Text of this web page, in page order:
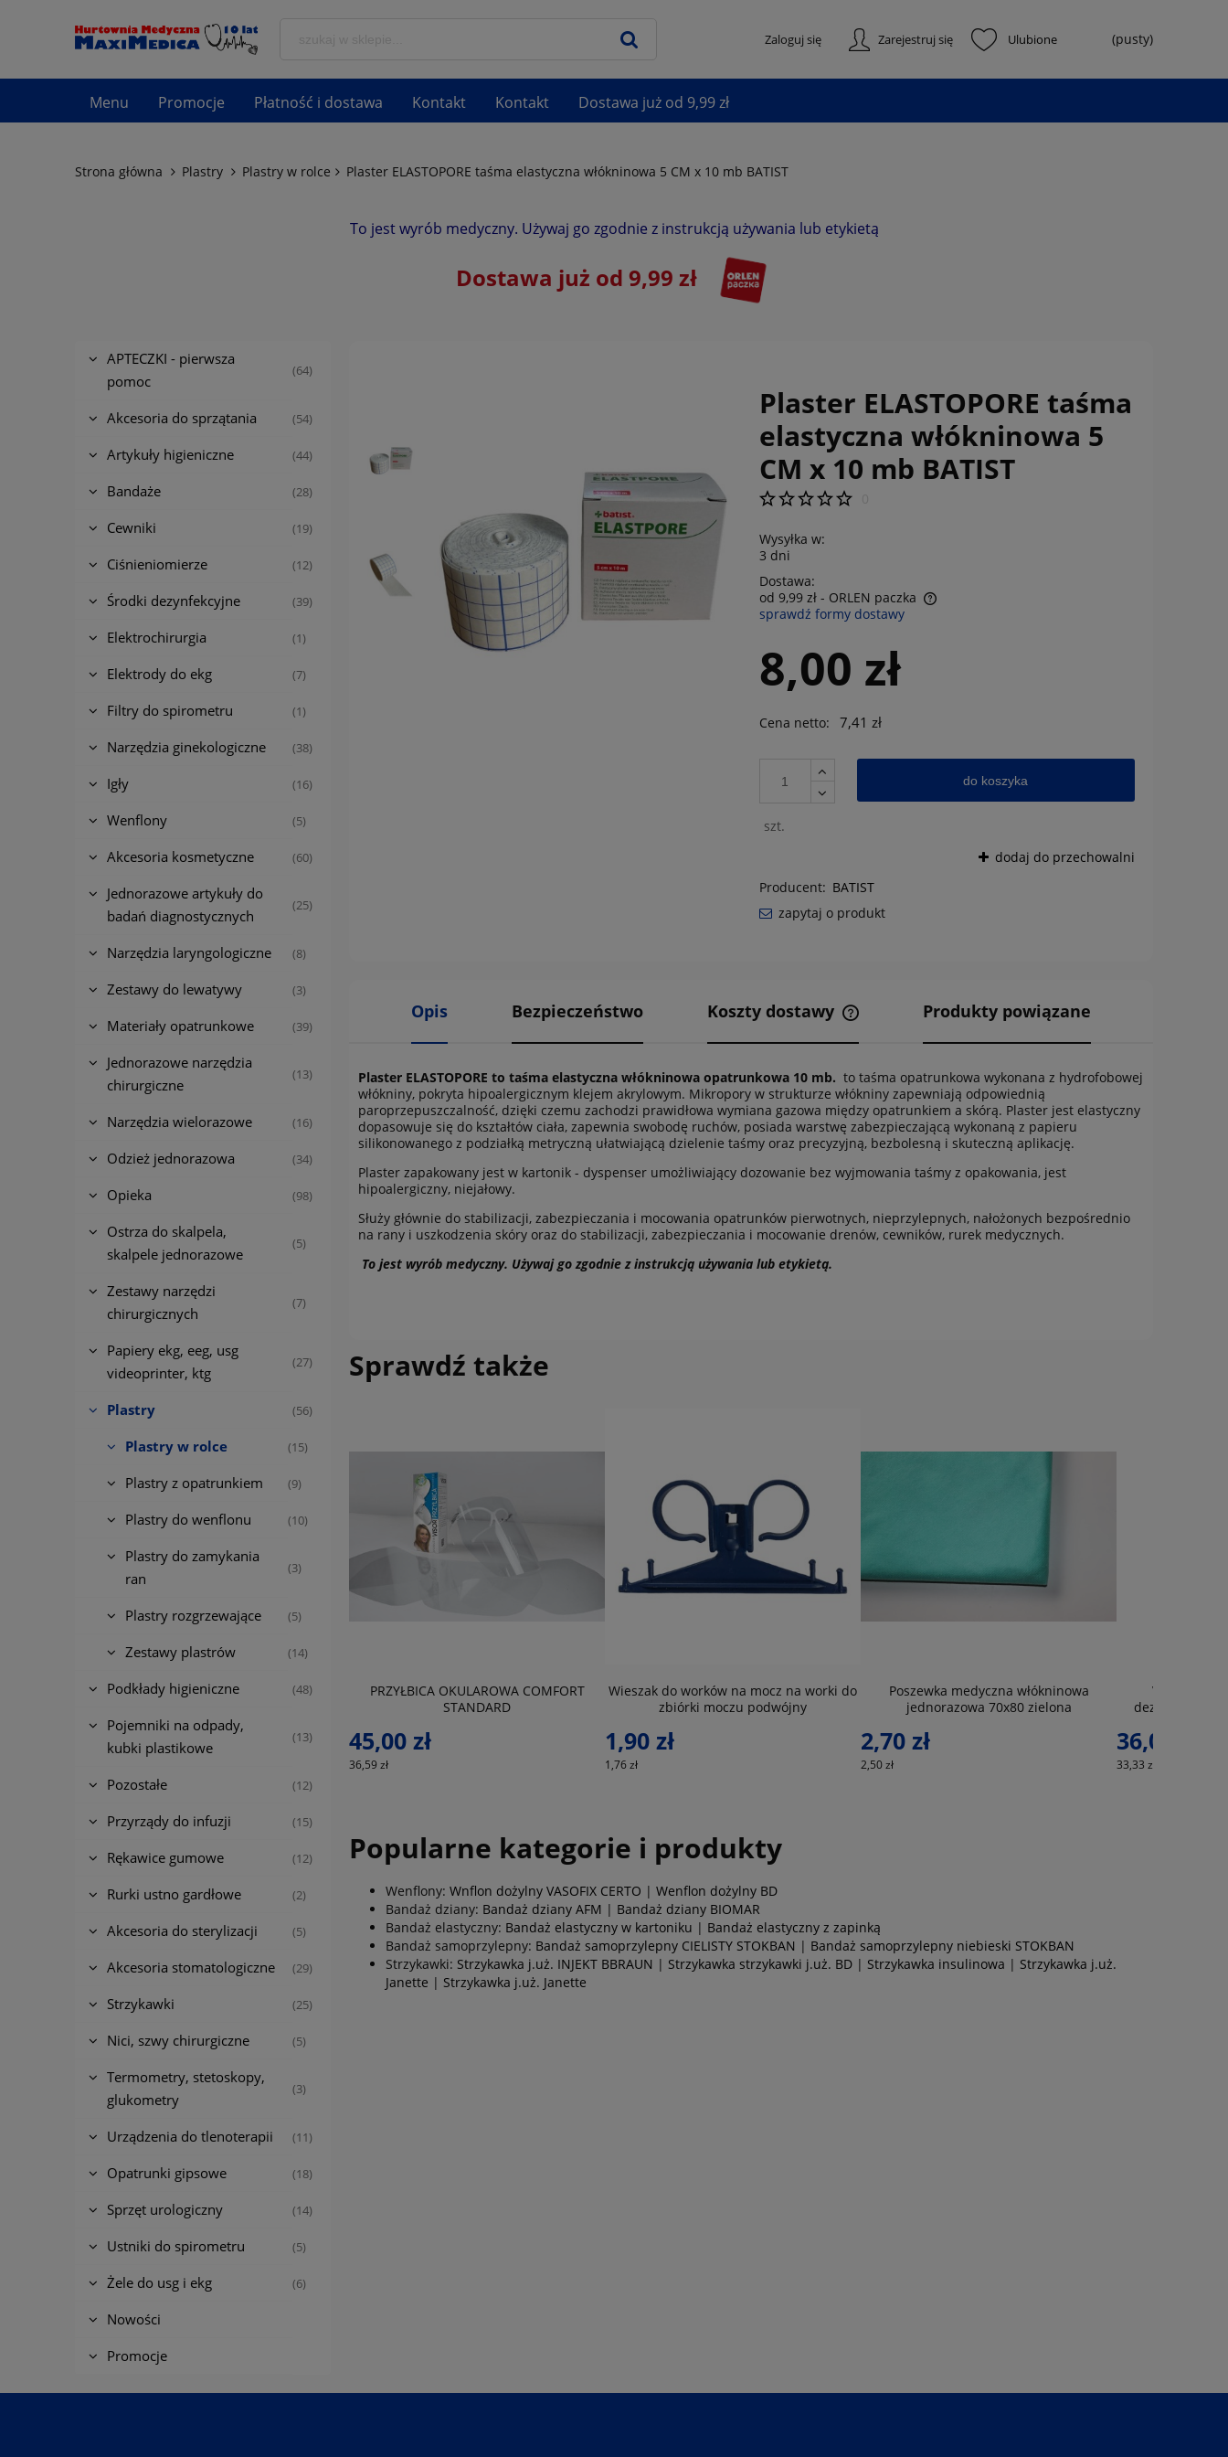
Zarejestruj się
Zaloguj się (pusty)
Menu Promocje Płatność i dostawa Kontakt Kontakt Dostawa już od 9,99 zł
Strona główna Plastry Plastry w rolce Plaster ELASTOPORE taśma elastyczna włókninowa 5 CM x 10 mb BATIST
To jest wyrób medyczny. Używaj go zgodnie z instrukcją używania lub etykietą
Dostawa już od 9,99 zł
APTECZKI - pierwsza
pomoc
(64)
Akcesoria do sprzątania (54)
Artykuły higieniczne (44)
Bandaże (28)
Cewniki (19)
Ciśnieniomierze (12)
Środki dezynfekcyjne (39)
Elektrochirurgia (1)
Elektrody do ekg (7)
Filtry do spirometru (1)
Narzędzia ginekologiczne (38)
Igły (16)
Wenflony (5)
Akcesoria kosmetyczne (60)
Jednorazowe artykuły do
badań diagnostycznych
(25)
Narzędzia laryngologiczne (8)
Zestawy do lewatywy (3)
Materiały opatrunkowe (39)
Jednorazowe narzędzia
chirurgiczne
(13)
Narzędzia wielorazowe (16)
Odzież jednorazowa (34)
Opieka (98)
Ostrza do skalpela,
skalpele jednorazowe
(5)
Zestawy narzędzi
chirurgicznych
(7)
Papiery ekg, eeg, usg
videoprinter, ktg
(27)
Plastry (56)
Plastry w rolce (15)
Plastry z opatrunkiem (9)
Plastry do wenflonu (10)
Plastry do zamykania
ran
(3)
Plastry rozgrzewające (5)
Zestawy plastrów (14)
Podkłady higieniczne (48)
Pojemniki na odpady,
kubki plastikowe
(13)
Pozostałe (12)
Przyrządy do infuzji (15)
Rękawice gumowe (12)
Rurki ustno gardłowe (2)
Akcesoria do sterylizacji (5)
Akcesoria stomatologiczne (29)
Strzykawki (25)
Nici, szwy chirurgiczne (5)
Termometry, stetoskopy,
glukometry
(3)
Urządzenia do tlenoterapii (11)
Opatrunki gipsowe (18)
Sprzęt urologiczny (14)
Ustniki do spirometru (5)
Żele do usg i ekg (6)
Nowości
Promocje
Plaster ELASTOPORE taśma
elastyczna włókninowa 5
CM x 10 mb BATIST
Wysyłka w:
3 dni
Dostawa:
od 9,99 zł - ORLEN paczka
sprawdź formy dostawy
8,00 zł
Cena netto: 7,41 zł
szt.
do koszyka
dodaj do przechowalni
Producent: BATIST
zapytaj o produkt
Opis Bezpieczeństwo Koszty dostawy
kosztów płatności
Produkty powiązane
Plaster ELASTOPORE to taśma elastyczna włókninowa opatrunkowa 10 mb. to taśma opatrunkowa wykonana z hydrofobowej
włókniny, pokryta hipoalergicznym klejem akrylowym. Mikropory w strukturze włókniny zapewniają odpowiednią
paroprzepuszczalność, dzięki czemu zachodzi prawidłowa wymiana gazowa między opatrunkiem a skórą. Plaster jest elastyczny
dopasowuje się do kształtów ciała, zapewnia swobodę ruchów, posiada warstwę zabezpieczającą wykonaną z papieru
silikonowanego z podziałką metryczną ułatwiającą dzielenie taśmy oraz precyzyjną, bezbolesną i skuteczną aplikację.
Plaster zapakowany jest w kartonik - dyspenser umożliwiający dozowanie bez wyjmowania taśmy z opakowania, jest
hipoalergiczny, niejałowy.
Służy głównie do stabilizacji, zabezpieczania i mocowania opatrunków pierwotnych, nieprzylepnych, nałożonych bezpośrednio
na rany i uszkodzenia skóry oraz do stabilizacji, zabezpieczania i mocowanie drenów, cewników, rurek medycznych.
To jest wyrób medyczny. Używaj go zgodnie z instrukcją używania lub etykietą.
Sprawdź także
PRZYŁBICA OKULAROWA COMFORT
STANDARD
45,00 zł
36,59 zł
Wieszak do worków na mocz na worki do
zbiórki moczu podwójny
1,90 zł
1,76 zł
Poszewka medyczna włókninowa
jednorazowa 70x80 zielona
2,70 zł
2,50 zł
VELOX
dezynfekcji
36,00 zł
33,33 zł
Popularne kategorie i produkty
Wenflony: Wnflon dożylny VASOFIX CERTO | Wenflon dożylny BD
Bandaż dziany: Bandaż dziany AFM | Bandaż dziany BIOMAR
Bandaż elastyczny: Bandaż elastyczny w kartoniku | Bandaż elastyczny z zapinką
Bandaż samoprzylepny: Bandaż samoprzylepny CIELISTY STOKBAN | Bandaż samoprzylepny niebieski STOKBAN
Strzykawki: Strzykawka j.uż. INJEKT BBRAUN | Strzykawka strzykawki j.uż. BD | Strzykawka insulinowa | Strzykawka j.uż.
Janette | Strzykawka j.uż. Janette